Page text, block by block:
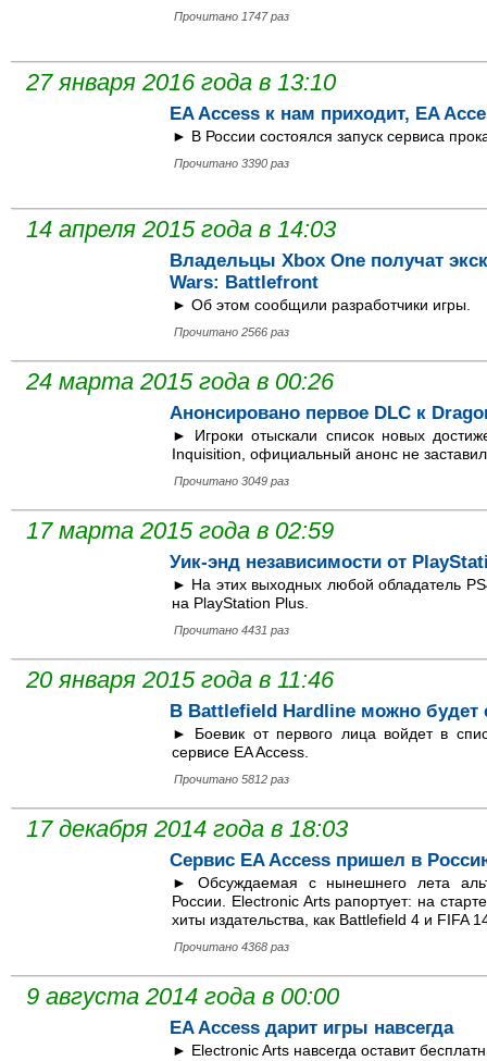
Прочитано 1747 раз
27 января 2016 года в 13:10
EA Access к нам приходит, EA
► В России состоялся запуск сервиса
Прочитано 3390 раз
14 апреля 2015 года в 14:03
Владельцы Xbox One получат
Wars: Battlefront
► Об этом сообщили разработчики игры.
Прочитано 2566 раз
24 марта 2015 года в 00:26
Анонсировано первое DLC к
► Игроки отыскали список новых
Inquisition, официальный анонс не
Прочитано 3049 раз
17 марта 2015 года в 02:59
Уик-энд независимости от
► На этих выходных любой обладатель
на PlayStation Plus.
Прочитано 4431 раз
20 января 2015 года в 11:46
В Battlefield Hardline можно будет
► Боевик от первого лица войдет в
сервисе EA Access.
Прочитано 5812 раз
17 декабря 2014 года в 18:03
Сервис EA Access пришел в
► Обсуждаемая с нынешнего лета
России. Electronic Arts рапортует: на
хиты издательства, как Battlefield 4 и FIFA
Прочитано 4368 раз
9 августа 2014 года в 00:00
EA Access дарит игры навсегда
► Electronic Arts навсегда оставит